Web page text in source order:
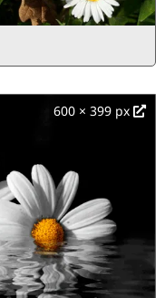
600 × 399 px